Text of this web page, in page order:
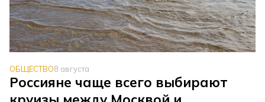
ОБЩЕСТВО8 августа
Россияне чаще всего выбирают